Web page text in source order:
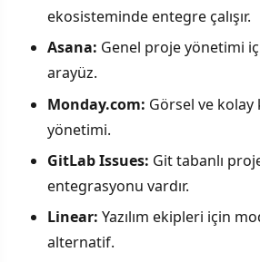
ekosisteminde entegre çalışır.
Asana: Genel proje yönetimi
arayüz.
Monday.com: Görsel ve kolay
yönetimi.
GitLab Issues: Git tabanlı
entegrasyonu vardır.
Linear: Yazılım ekipleri için
alternatif.